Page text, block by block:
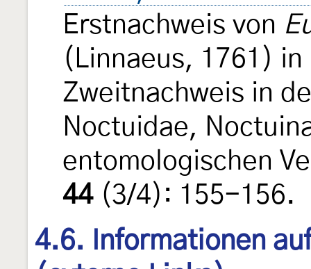
Erstnachweis von
(Linnaeus, 1761)
Zweitnachweis in
Noctuidae,
entomologischen
44(3/4): 155-156.
4.6. Informationen